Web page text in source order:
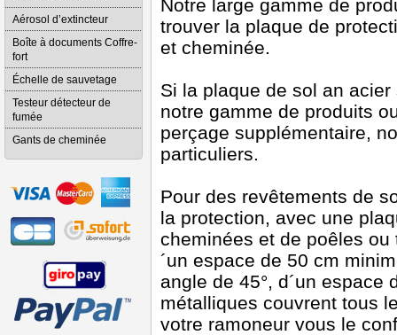
Notre large gamme de
trouver la plaque de
et cheminée.
Si la plaque de sol an
notre gamme de produits
perçage supplémentaire,
particuliers.
Pour des revêtements de
la protection, avec une
cheminées et de poêles
´un espace de 50 cm
angle de 45°, d´un
métalliques couvrent tous
votre ramoneur vous le
Aérosol d’extincteur
Boîte à documents Coffre-
fort
Échelle de sauvetage
Testeur détecteur de
fumée
Gants de cheminée